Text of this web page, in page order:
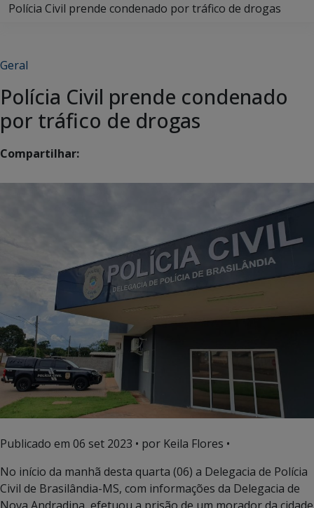
Polícia Civil prende condenado por tráfico de drogas
Geral
Polícia Civil prende condenado
por tráfico de drogas
Compartilhar:
Publicado em 06 set 2023 • por Keila Flores •
No início da manhã desta quarta (06) a Delegacia de Polícia
Civil de Brasilândia-MS, com informações da Delegacia de